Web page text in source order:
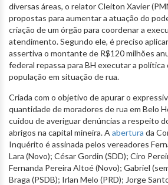
diversas áreas, o relator Cleiton Xavier
propostas para aumentar a atuação do
criação de um órgão para coordenar a
atendimento. Segundo ele, é preciso
assertiva o montante de R$120 milhões
federal repassa para BH executar a
população em situação de rua.
Criada com o objetivo de apurar o
quantidade de moradores de rua em Belo
cuidou de averiguar denúncias a respeito
abrigos na capital mineira. A abertura da
Inquérito é assinada pelos vereadores
Lara (Novo); César Gordin (SDD); Ciro
Fernanda Pereira Altoé (Novo); Gabriel
Braga (PSDB); Irlan Melo (PRD); Jorge